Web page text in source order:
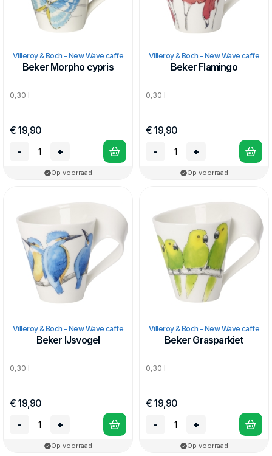
Villeroy & Boch - New Wave caffe
Beker Morpho cypris
0,30 l
€ 19,90
-
+
Op voorraad
Villeroy & Boch - New Wave caffe
Beker Flamingo
0,30 l
€ 19,90
-
+
Op voorraad
Villeroy & Boch - New Wave caffe
Beker IJsvogel
0,30 l
€ 19,90
-
+
Op voorraad
Villeroy & Boch - New Wave caffe
Beker Grasparkiet
0,30 l
€ 19,90
-
+
Op voorraad